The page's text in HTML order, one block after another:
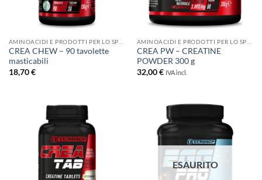
CREA CHEW – 90 tavolette
masticabili
18,70€
CREA PW – CREATINE
POWDER 300 g
32,00€ IVA incl.
ESAURITO